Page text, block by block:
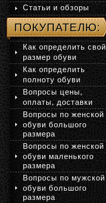
Статьи и обзоры
ПОКУПАТЕЛЮ:
Как определить свой
размер обуви
Как определить
полноту обуви
Вопросы цены,
оплаты, доставки
Вопросы по женской
обуви большого
размера
Вопросы по женской
обуви маленького
размера
Вопросы по мужской
обуви большого
размера